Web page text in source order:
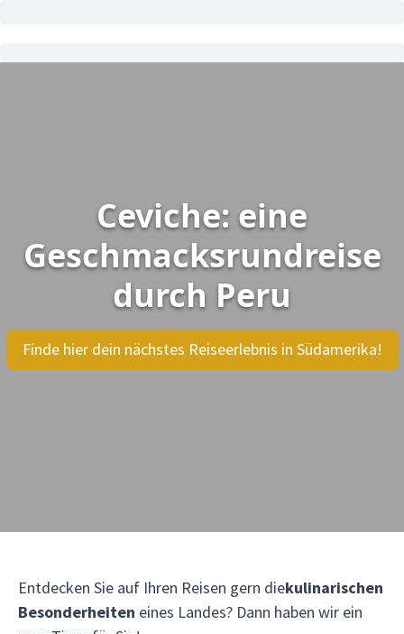
Ceviche: eine
Geschmacksrundreise
durch Peru
Finde hier dein nächstes Reiseerlebnis in Südamerika!
Entdecken Sie auf Ihren Reisen gern diekulinarischen
Besonderheiten eines Landes? Dann haben wir ein